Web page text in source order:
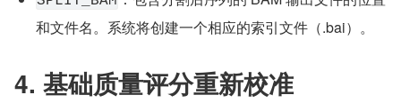
和文件名。系统将创建一个相应的索引文件（.bai）。
4. 基础质量评分重新校准